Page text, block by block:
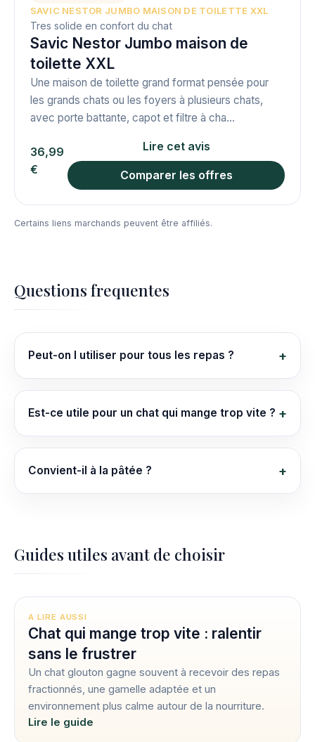
SAVIC NESTOR JUMBO MAISON DE TOILETTE XXL
Tres solide en confort du chat
Savic Nestor Jumbo maison de
toilette XXL
Une maison de toilette grand format pensée pour
les grands chats ou les foyers à plusieurs chats,
avec porte battante, capot et filtre à cha...
36,99
€
Lire cet avis
Comparer les offres
Certains liens marchands peuvent être affiliés.
Questions frequentes
Peut-on l utiliser pour tous les repas ?
Est-ce utile pour un chat qui mange trop vite ?
Convient-il à la pâtée ?
Guides utiles avant de choisir
A LIRE AUSSI
Chat qui mange trop vite : ralentir
sans le frustrer
Un chat glouton gagne souvent à recevoir des repas
fractionnés, une gamelle adaptée et un
environnement plus calme autour de la nourriture.
Lire le guide